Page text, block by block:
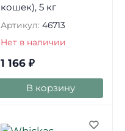
кошек), 5 кг
Артикул: 46713
Нет в наличии
1 166 ₽
В корзину